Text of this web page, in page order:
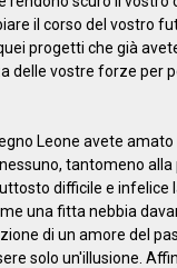
il corso del vostro
progetti che già
delle vostre forze per
Leone avete
tantomeno
difficile e infelice
una fitta nebbia
di un amore del
solo un'illusione.